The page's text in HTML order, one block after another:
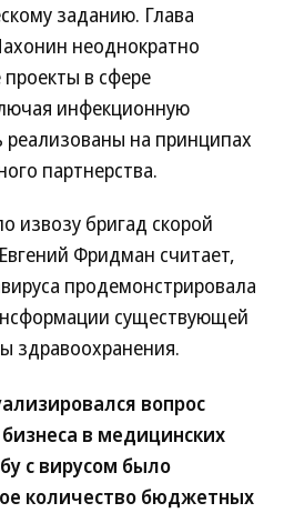
заданию. Глава
неоднократно
в сфере
инфекционную
реализованы на принципах
парт­нерства.
извозу бригад скорой
Фридман считает,
продемонстрировала
существующей
здравоохранения.
вопрос
в медицинских
с вирусом было
количество бюджетных